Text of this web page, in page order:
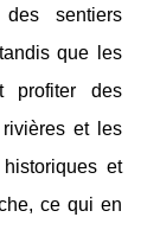
sentiers
que les
profiter des
et les
et
ce qui en